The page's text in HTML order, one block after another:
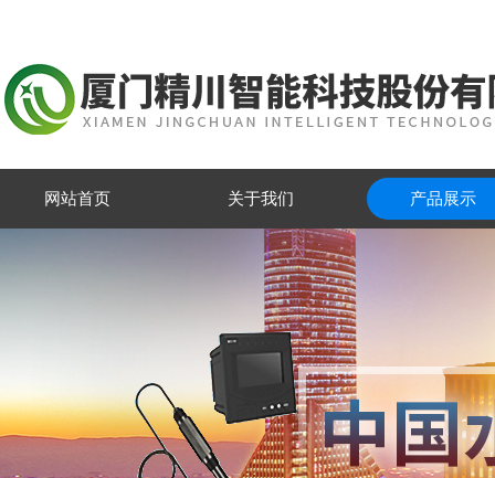
网站首页 关于我们 产品展示